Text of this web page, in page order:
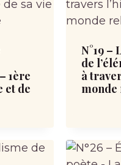
1ère
et de
N°19 –
de
à